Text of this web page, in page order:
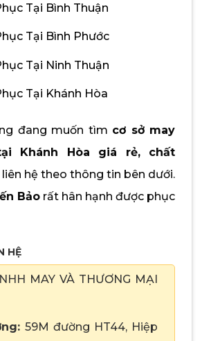
Tại Bình Thuận
Tại Bình Phước
Tại Ninh Thuận
Tại Khánh Hòa
đang muốn tìm cơ sở may
Khánh Hòa giá rẻ, chất
hệ theo thông tin bên dưới.
Bảo rất hân hạnh được phục
HỆ
MAY VÀ THƯƠNG MẠI
59M đường HT44, Hiệp